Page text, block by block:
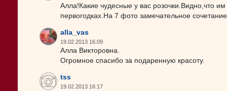
Алла!Какие чудесные у вас розочки.Видно,что
первогодках.На 7 фото замечательное
alla_vas
19.02.2013 16:09
Алла Викторовна.
Огромное спасибо за подаренную красоту.
tss
19.02.2013 16:17